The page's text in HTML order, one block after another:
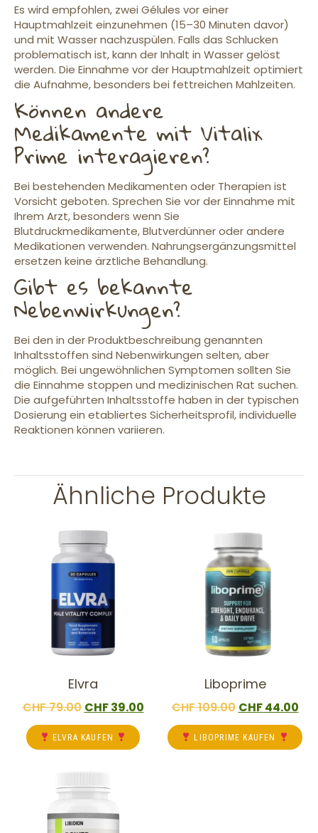
Es wird empfohlen, zwei Gélules vor einer
Hauptmahlzeit einzunehmen (15–30 Minuten davor)
und mit Wasser nachzuspülen. Falls das Schlucken
problematisch ist, kann der Inhalt in Wasser gelöst
werden. Die Einnahme vor der Hauptmahlzeit optimiert
die Aufnahme, besonders bei fettreichen Mahlzeiten.
Können andere
Medikamente mit Vitalix
Prime interagieren?
Bei bestehenden Medikamenten oder Therapien ist
Vorsicht geboten. Sprechen Sie vor der Einnahme mit
Ihrem Arzt, besonders wenn Sie
Blutdruckmedikamente, Blutverdünner oder andere
Medikationen verwenden. Nahrungsergänzungsmittel
ersetzen keine ärztliche Behandlung.
Gibt es bekannte
Nebenwirkungen?
Bei den in der Produktbeschreibung genannten
Inhaltsstoffen sind Nebenwirkungen selten, aber
möglich. Bei ungewöhnlichen Symptomen sollten Sie
die Einnahme stoppen und medizinischen Rat suchen.
Die aufgeführten Inhaltsstoffe haben in der typischen
Dosierung ein etabliertes Sicherheitsprofil, individuelle
Reaktionen können variieren.
Ähnliche Produkte
Elvra
CHF79.00 CHF39.00
ELVRA KAUFEN
Liboprime
CHF109.00 CHF44.00
LIBOPRIME KAUFEN